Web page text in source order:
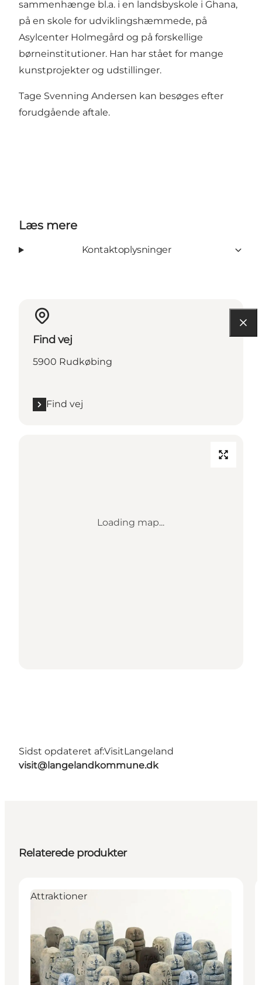
sammenhænge bl.a. i en landsbyskole i Ghana,
på en skole for udviklingshæmmede, på
Asylcenter Holmegård og på forskellige
børneinstitutioner. Han har stået for mange
kunstprojekter og udstillinger.
Tage Svenning Andersen kan besøges efter
forudgående aftale.
Læs mere
Kontaktoplysninger
Find vej
5900 Rudkøbing
Find vej
Loading map...
Sidst opdateret af:VisitLangeland
visit@langelandkommune.dk
Relaterede produkter
Attraktioner